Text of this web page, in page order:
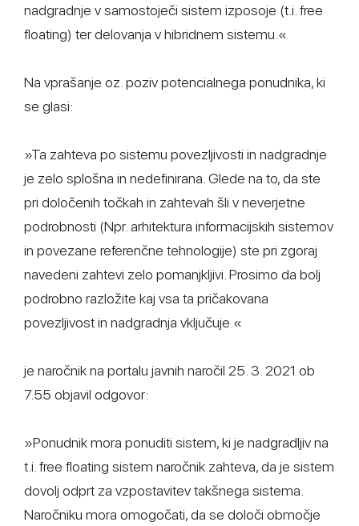
nadgradnje v samostoječi sistem izposoje (t.i. free
floating) ter delovanja v hibridnem sistemu.«
Na vprašanje oz. poziv potencialnega ponudnika, ki
se glasi:
»Ta zahteva po sistemu povezljivosti in nadgradnje
je zelo splošna in nedefinirana. Glede na to, da ste
pri določenih točkah in zahtevah šli v neverjetne
podrobnosti (Npr. arhitektura informacijskih sistemov
in povezane referenčne tehnologije) ste pri zgoraj
navedeni zahtevi zelo pomanjkljivi. Prosimo da bolj
podrobno razložite kaj vsa ta pričakovana
povezljivost in nadgradnja vključuje.«
je naročnik na portalu javnih naročil 25. 3. 2021 ob
7.55 objavil odgovor:
»Ponudnik mora ponuditi sistem, ki je nadgradljiv na
t.i. free floating sistem naročnik zahteva, da je sistem
dovolj odprt za vzpostavitev takšnega sistema.
Naročniku mora omogočati, da se določi območje